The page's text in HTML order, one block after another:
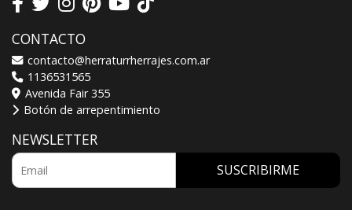
CONTACTO
contacto@herraturrherrajes.com.ar
1136531565
Avenida Fair 355
Botón de arrepentimiento
NEWSLETTER
SUSCRIBIRME